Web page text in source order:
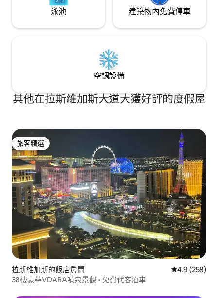
泳池 建築物內免費停車
空調設備
其他在拉斯維加斯大道大獲好評的度假屋
旅客精選
旅客精選
拉斯維加斯的飯店房間 從 258 則評
4.9 (258)
38樓豪華VDARA噴泉景觀 • 免費代客泊車